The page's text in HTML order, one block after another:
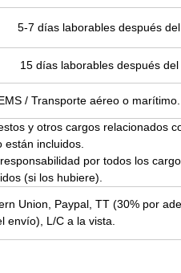
5-7 días laborables después
15 días laborables después del
/ Transporte aéreo o marítimo.
y otros cargos relacionados
están incluidos.
por todos los
(si los hubiere).
Union, Paypal, TT (30% por
envío), L/C a la vista.